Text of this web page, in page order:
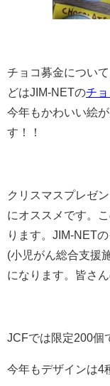
チョコ募金につい
どはJIM-NETのチョ
今年もかわいい絵
す！！
クリスマスプレゼ
にオススメです。
ります。JIM-NET
(小児がん総合支援
になります。皆さ
JCFでは限定200個
今年もデザインは4